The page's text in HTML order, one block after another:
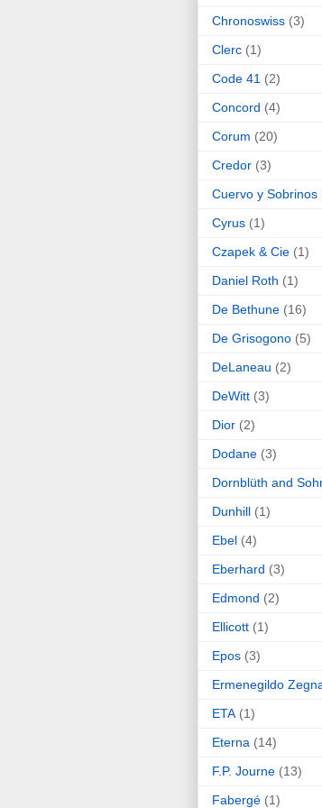
Chronoswiss (3)
Clerc (1)
Code 41 (2)
Concord (4)
Corum (20)
Credor (3)
Cuervo y Sobrinos
Cyrus (1)
Czapek & Cie (1)
Daniel Roth (1)
De Bethune (16)
De Grisogono (5)
DeLaneau (2)
DeWitt (3)
Dior (2)
Dodane (3)
Dornblüth and
Dunhill (1)
Ebel (4)
Eberhard (3)
Edmond (2)
Ellicott (1)
Epos (3)
Ermenegildo
ETA (1)
Eterna (14)
F.P. Journe (13)
Fabergé (1)